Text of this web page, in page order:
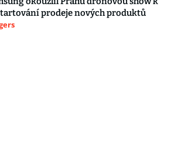
prodeje nových produktů